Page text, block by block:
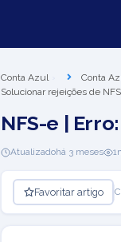
Conta Azul Conta
Solucionar rejeições de
NFS-e |
Atualizadohá 3 meses 1
Favoritar artigo